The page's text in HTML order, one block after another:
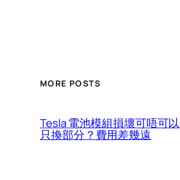
MORE POSTS
Tesla 電池模組損壞可唔可以
只換部分？費用差幾遠